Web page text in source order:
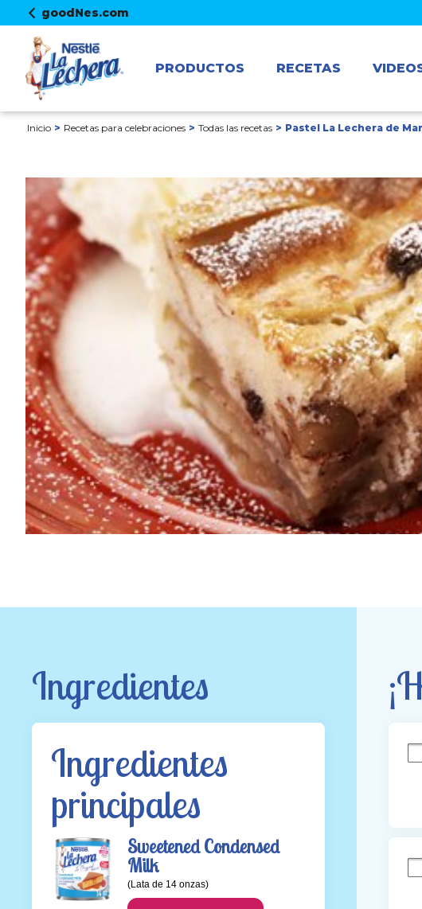
goodNes.com
PRODUCTOS RECETAS
Inicio Recetas para celebraciones Todas las recetas Pastel La Lechera de
Ingredientes
Ingredientes
principales
Sweetened Condensed
Milk
(Lata de 14 onzas)